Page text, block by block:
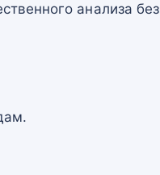
анализа без